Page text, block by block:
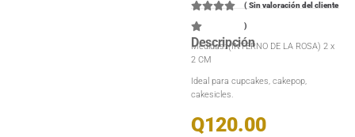
(Sin valoración del cliente
)
Descripción
Medidas: (INTERNO DE LA ROSA) 2 x
2 CM
Ideal para cupcakes, cakepop,
cakesicles.
Q120.00